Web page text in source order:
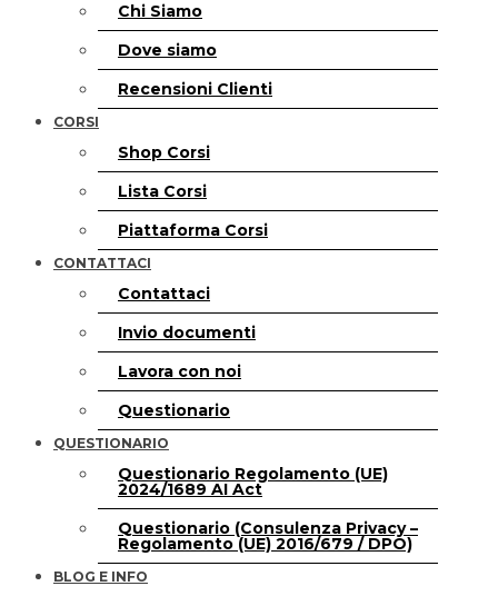
Chi Siamo
Dove siamo
Recensioni Clienti
CORSI
Shop Corsi
Lista Corsi
Piattaforma Corsi
CONTATTACI
Contattaci
Invio documenti
Lavora con noi
Questionario
QUESTIONARIO
Questionario Regolamento (UE)
2024/1689 AI Act
Questionario (Consulenza Privacy –
Regolamento (UE) 2016/679 / DPO)
BLOG E INFO